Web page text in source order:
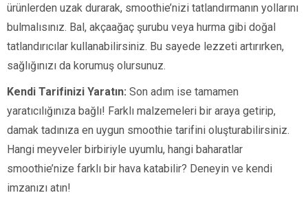
ürünlerden uzak durarak, smoothie’nizi tatlandırmanın yollarını
bulmalısınız. Bal, akçaağaç şurubu veya hurma gibi doğal
tatlandırıcılar kullanabilirsiniz. Bu sayede lezzeti artırırken,
sağlığınızı da korumuş olursunuz.
Kendi Tarifinizi Yaratın: Son adım ise tamamen
yaratıcılığınıza bağlı! Farklı malzemeleri bir araya getirip,
damak tadınıza en uygun smoothie tarifini oluşturabilirsiniz.
Hangi meyveler birbiriyle uyumlu, hangi baharatlar
smoothie’nize farklı bir hava katabilir? Deneyin ve kendi
imzanızı atın!